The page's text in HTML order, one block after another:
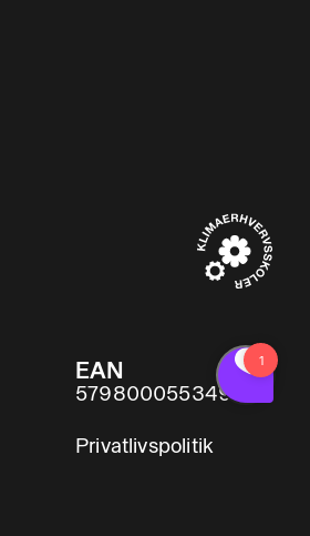
EAN
5798000553491
Privatlivspolitik